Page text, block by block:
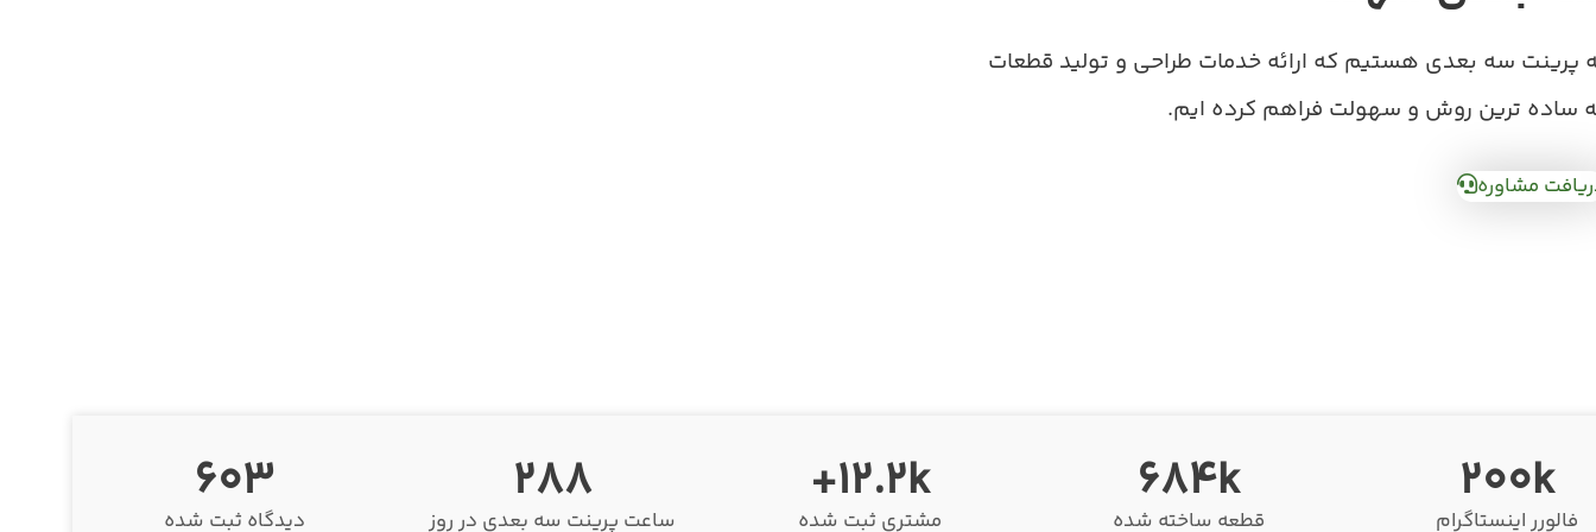
پرینت سه بعدی هستیم که ارائه خدمات طراحی و تولید قطعات
ساده ترین روش و سهولت فراهم کرده ایم.
مشاوره
603
دیدگاه ثبت شده
288
ساعت پرینت سه بعدی در روز
12.2k+
مشتری ثبت شده
684k
قطعه ساخته شده
200k
فالورر اینستاگرام